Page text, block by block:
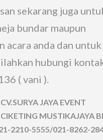
sekarang juga
bundar maupun
acara anda dan untuk
hubungi
( vani ).
CV.SURYA JAYA EVENT
MUSTIKAJAYA
2210-5555/021-8262-